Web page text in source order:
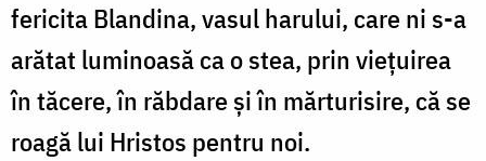
fericita Blandina, vasul harului, care ni s-a
arătat luminoasă ca o stea, prin viețuirea
în tăcere, în răbdare și în mărturisire, că se
roagă lui Hristos pentru noi.